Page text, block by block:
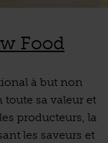
Food
à but non
sa valeur et
producteurs, la
les saveurs et